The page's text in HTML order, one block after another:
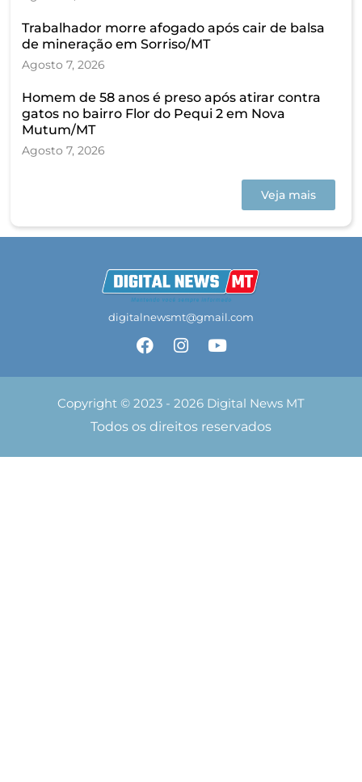
Trabalhador morre afogado após cair de balsa
de mineração em Sorriso/MT
Agosto 7, 2026
Homem de 58 anos é preso após atirar contra
gatos no bairro Flor do Pequi 2 em Nova
Mutum/MT
Agosto 7, 2026
Veja mais
digitalnewsmt@gmail.com
Copyright © 2023 - 2026 Digital News MT
Todos os direitos reservados